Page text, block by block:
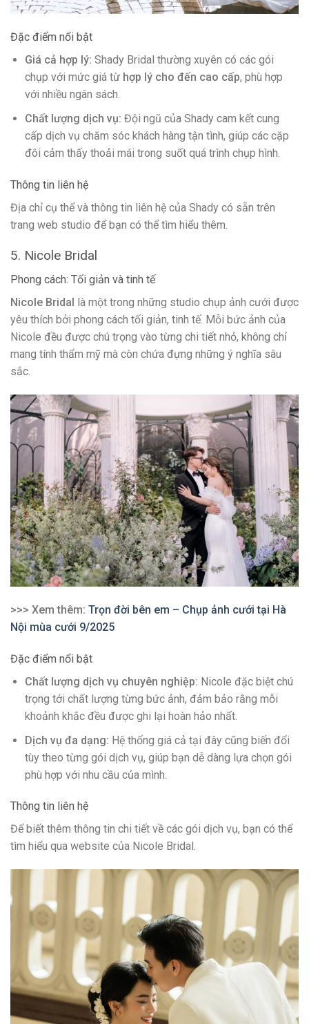
Đặc điểm nổi bật
Giá cả hợp lý: Shady Bridal thường xuyên có các gói
chụp với mức giá từ hợp lý cho đến cao cấp, phù hợp
với nhiều ngân sách.
Chất lượng dịch vụ: Đội ngũ của Shady cam kết cung
cấp dịch vụ chăm sóc khách hàng tận tình, giúp các cặp
đôi cảm thấy thoải mái trong suốt quá trình chụp hình.
Thông tin liên hệ
Địa chỉ cụ thể và thông tin liên hệ của Shady có sẵn trên
trang web studio để bạn có thể tìm hiểu thêm.
5. Nicole Bridal
Phong cách: Tối giản và tinh tế
Nicole Bridal là một trong những studio chụp ảnh cưới được
yêu thích bởi phong cách tối giản, tinh tế. Mỗi bức ảnh của
Nicole đều được chú trọng vào từng chi tiết nhỏ, không chỉ
mang tính thẩm mỹ mà còn chứa đựng những ý nghĩa sâu
sắc.
>>> Xem thêm: Trọn đời bên em – Chụp ảnh cưới tại Hà
Nội mùa cưới 9/2025
Đặc điểm nổi bật
Chất lượng dịch vụ chuyên nghiệp: Nicole đặc biệt chú
trọng tới chất lượng từng bức ảnh, đảm bảo rằng mỗi
khoảnh khắc đều được ghi lại hoàn hảo nhất.
Dịch vụ đa dạng: Hệ thống giá cả tại đây cũng biến đổi
tùy theo từng gói dịch vụ, giúp bạn dễ dàng lựa chọn gói
phù hợp với nhu cầu của mình.
Thông tin liên hệ
Để biết thêm thông tin chi tiết về các gói dịch vụ, bạn có thể
tìm hiểu qua website của Nicole Bridal.